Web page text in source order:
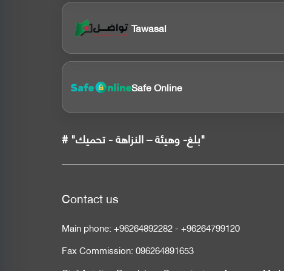
Tawasal
Safe Online
# "بلغ- وهيئة – النزاهة - تحميك"
Contact us
Main phone:+96264892282-+96264799120
Fax Commission:096264891653